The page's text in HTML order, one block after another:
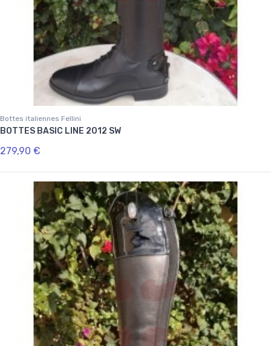
Bottes italiennes Fellini
BOTTES BASIC LINE 2012 SW
279,90 €